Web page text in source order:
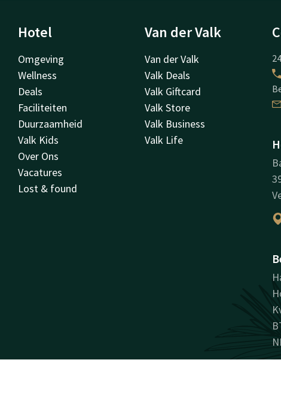
Hotel
Omgeving
Wellness
Deals
Faciliteiten
Duurzaamheid
Valk Kids
Over Ons
Vacatures
Lost & found
Van der Valk
Van der Valk
Valk Deals
Valk Giftcard
Valk Store
Valk Business
Valk Life